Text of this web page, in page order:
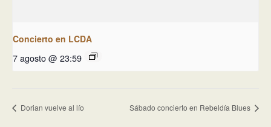
Concierto en LCDA
7 agosto @ 23:59
Dorian vuelve al lío Sábado concierto en Rebeldía Blues